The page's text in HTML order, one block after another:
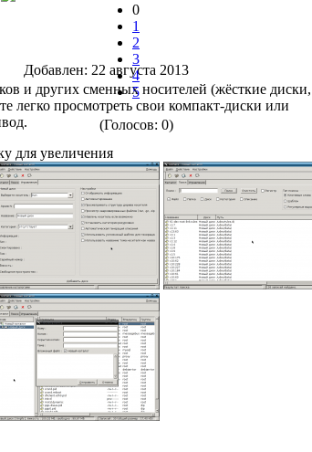
0
1
2
3
4
5
(Голосов: 0)
Добавлен: 22 августа 2013
и других сменных носителей (жёсткие диски,
просмотреть свои компакт-диски или
для увеличения